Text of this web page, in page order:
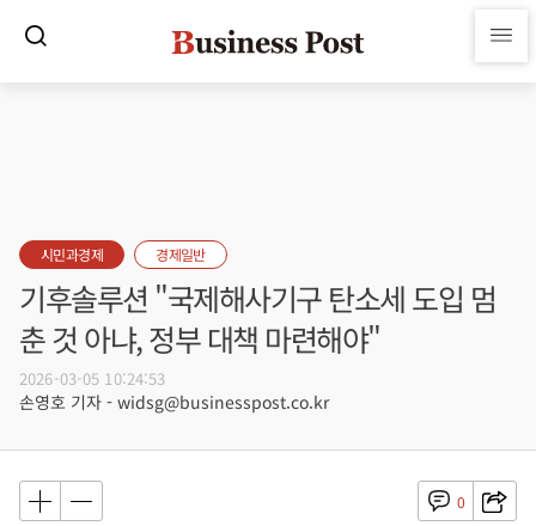
시민과경제 경제일반
기후솔루션 "국제해사기구 탄소세 도입 멈
춘 것 아냐, 정부 대책 마련해야"
2026-03-05 10:24:53
손영호 기자 - widsg@businesspost.co.kr
0